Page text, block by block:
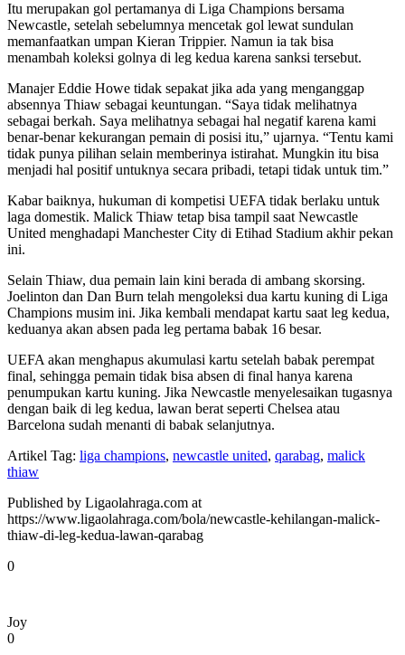
Itu merupakan gol pertamanya di Liga Champions bersama
Newcastle, setelah sebelumnya mencetak gol lewat sundulan
memanfaatkan umpan Kieran Trippier. Namun ia tak bisa
menambah koleksi golnya di leg kedua karena sanksi tersebut.
Manajer Eddie Howe tidak sepakat jika ada yang menganggap
absennya Thiaw sebagai keuntungan. “Saya tidak melihatnya
sebagai berkah. Saya melihatnya sebagai hal negatif karena kami
benar-benar kekurangan pemain di posisi itu,” ujarnya. “Tentu kami
tidak punya pilihan selain memberinya istirahat. Mungkin itu bisa
menjadi hal positif untuknya secara pribadi, tetapi tidak untuk tim.”
Kabar baiknya, hukuman di kompetisi UEFA tidak berlaku untuk
laga domestik. Malick Thiaw tetap bisa tampil saat Newcastle
United menghadapi Manchester City di Etihad Stadium akhir pekan
ini.
Selain Thiaw, dua pemain lain kini berada di ambang skorsing.
Joelinton dan Dan Burn telah mengoleksi dua kartu kuning di Liga
Champions musim ini. Jika kembali mendapat kartu saat leg kedua,
keduanya akan absen pada leg pertama babak 16 besar.
UEFA akan menghapus akumulasi kartu setelah babak perempat
final, sehingga pemain tidak bisa absen di final hanya karena
penumpukan kartu kuning. Jika Newcastle menyelesaikan tugasnya
dengan baik di leg kedua, lawan berat seperti Chelsea atau
Barcelona sudah menanti di babak selanjutnya.
Artikel Tag: liga champions, newcastle united, qarabag, malick
thiaw
Published by Ligaolahraga.com at
https://www.ligaolahraga.com/bola/newcastle-kehilangan-malick-
thiaw-di-leg-kedua-lawan-qarabag
0
Joy
0